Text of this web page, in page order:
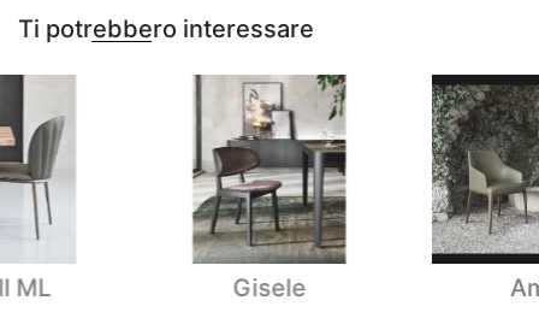
Ti potrebbero interessare
ML Gisele